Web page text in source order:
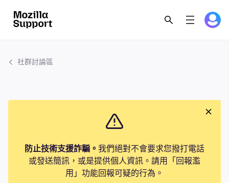
社群討論區
防止技術支援詐騙。 我們絕對不會要求您撥打電話
或發送簡訊，或是提供個人資訊。請用「回報濫
用」功能回報可疑的行為。